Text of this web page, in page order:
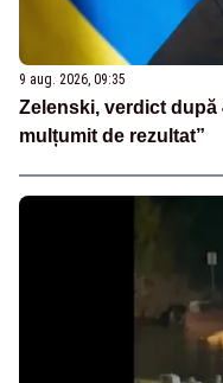
9 aug. 2026, 09:35
Zelenski, verdict după
mulțumit de rezultat”